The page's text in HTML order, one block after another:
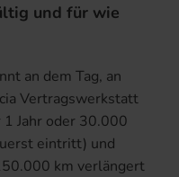
und für wie
an dem Tag, an
Vertragswerkstatt
Jahr oder 30.000
eintritt) und
km verlängert